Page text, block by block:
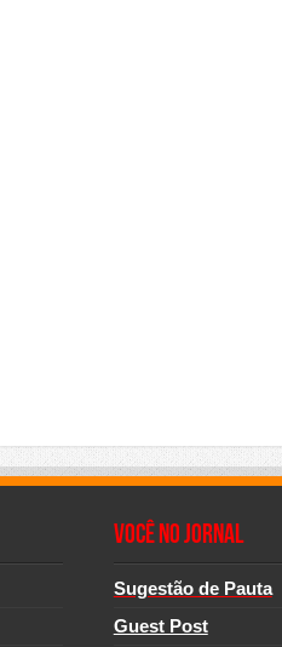
Você no Jornal
Sugestão de Pauta
Guest Post